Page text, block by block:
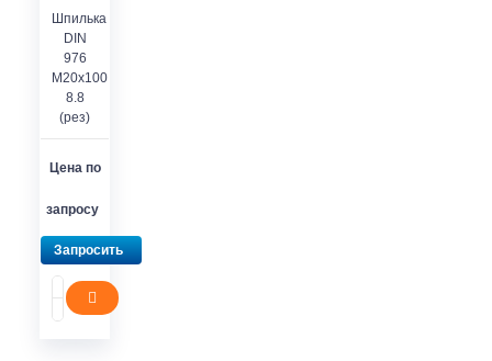
Шпилька
DIN
976
M20x100
8.8
(рез)
Цена по
запросу
Запросить